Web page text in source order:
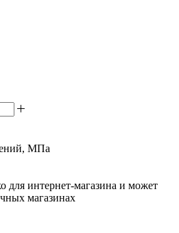
МПа
для интернет-магазина и может
магазинах